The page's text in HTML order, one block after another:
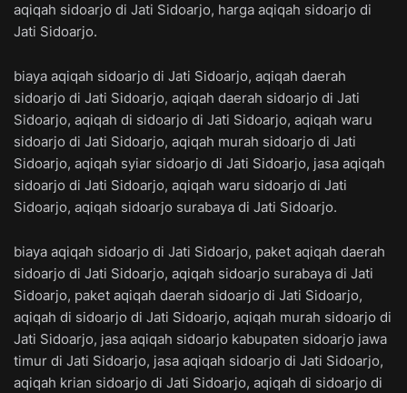
aqiqah sidoarjo di Jati Sidoarjo, harga aqiqah sidoarjo di
Jati Sidoarjo.
biaya aqiqah sidoarjo di Jati Sidoarjo, aqiqah daerah
sidoarjo di Jati Sidoarjo, aqiqah daerah sidoarjo di Jati
Sidoarjo, aqiqah di sidoarjo di Jati Sidoarjo, aqiqah waru
sidoarjo di Jati Sidoarjo, aqiqah murah sidoarjo di Jati
Sidoarjo, aqiqah syiar sidoarjo di Jati Sidoarjo, jasa aqiqah
sidoarjo di Jati Sidoarjo, aqiqah waru sidoarjo di Jati
Sidoarjo, aqiqah sidoarjo surabaya di Jati Sidoarjo.
biaya aqiqah sidoarjo di Jati Sidoarjo, paket aqiqah daerah
sidoarjo di Jati Sidoarjo, aqiqah sidoarjo surabaya di Jati
Sidoarjo, paket aqiqah daerah sidoarjo di Jati Sidoarjo,
aqiqah di sidoarjo di Jati Sidoarjo, aqiqah murah sidoarjo di
Jati Sidoarjo, jasa aqiqah sidoarjo kabupaten sidoarjo jawa
timur di Jati Sidoarjo, jasa aqiqah sidoarjo di Jati Sidoarjo,
aqiqah krian sidoarjo di Jati Sidoarjo, aqiqah di sidoarjo di